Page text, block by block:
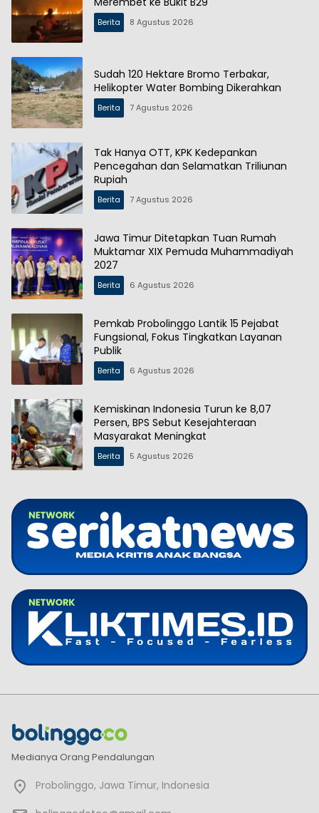
Berita 8 Agustus 2026
Sudah 120 Hektare Bromo Terbakar,
Helikopter Water Bombing Dikerahkan
Berita 7 Agustus 2026
Tak Hanya OTT, KPK Kedepankan
Pencegahan dan Selamatkan Triliunan
Rupiah
Berita 7 Agustus 2026
Jawa Timur Ditetapkan Tuan Rumah
Muktamar XIX Pemuda Muhammadiyah
2027
Berita 6 Agustus 2026
Pemkab Probolinggo Lantik 15 Pejabat
Fungsional, Fokus Tingkatkan Layanan
Publik
Berita 6 Agustus 2026
Kemiskinan Indonesia Turun ke 8,07
Persen, BPS Sebut Kesejahteraan
Masyarakat Meningkat
Berita 5 Agustus 2026
Medianya Orang Pendalungan
Probolinggo, Jawa Timur, Indonesia